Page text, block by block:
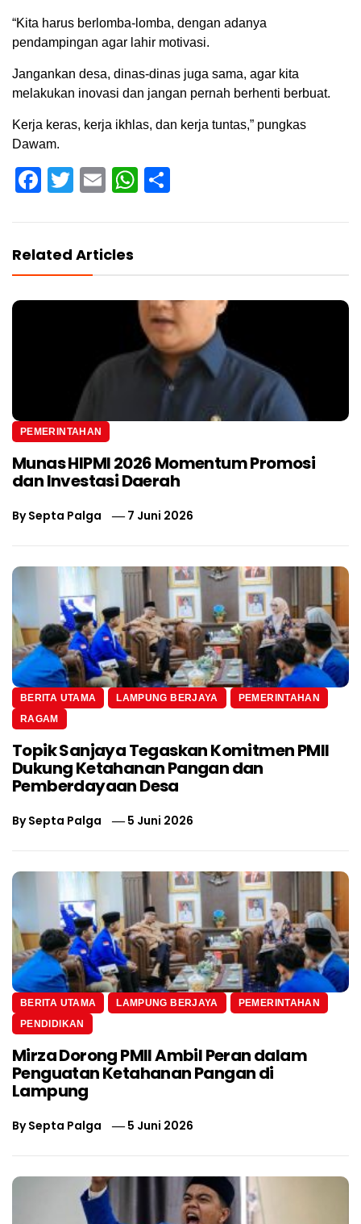
“Kita harus berlomba-lomba, dengan adanya
pendampingan agar lahir motivasi.
Jangankan desa, dinas-dinas juga sama, agar kita
melakukan inovasi dan jangan pernah berhenti berbuat.
Kerja keras, kerja ikhlas, dan kerja tuntas,” pungkas
Dawam.
Facebook
Twitter
EmailWhatsApp
Related Articles
PEMERINTAHAN
Munas HIPMI 2026 Momentum Promosi
dan Investasi Daerah
BySepta Palga 7 Juni 2026
BERITA UTAMA LAMPUNG BERJAYA
PEMERINTAHAN
RAGAM
Topik Sanjaya Tegaskan Komitmen PMII
Dukung Ketahanan Pangan dan
Pemberdayaan Desa
BySepta Palga 5 Juni 2026
BERITA UTAMA LAMPUNG BERJAYA
PEMERINTAHAN
PENDIDIKAN
Mirza Dorong PMII Ambil Peran dalam
Penguatan Ketahanan Pangan di
Lampung
BySepta Palga 5 Juni 2026